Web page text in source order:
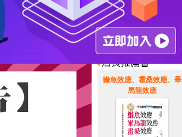
牌課程|優惠通知|霹靂英雄音樂精選|
鰷魚效應、霍桑效應、畢
馬龍效應